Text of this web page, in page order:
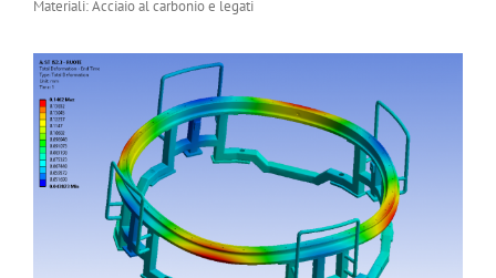
Materiali: Acciaio al carbonio e legati